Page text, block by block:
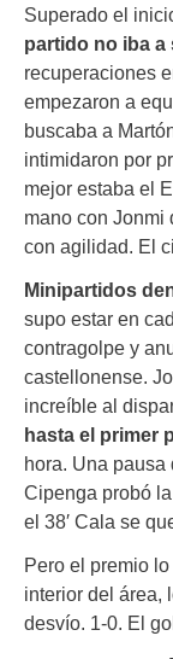
Superado el
partido no iba
recuperaciones
empezaron a
buscaba a
intimidaron por
mejor estaba el
mano con Jonmi
con agilidad. El
Minipartidos
supo estar en
contragolpe y
castellonense.
increíble al
hasta el primer
hora. Una pausa
Cipenga probó
el 38′ Cala se
Pero el premio
interior del área,
desvío. 1-0. El